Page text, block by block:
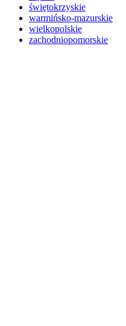
świętokrzyskie
warmińsko-mazurskie
wielkopolskie
zachodniopomorskie